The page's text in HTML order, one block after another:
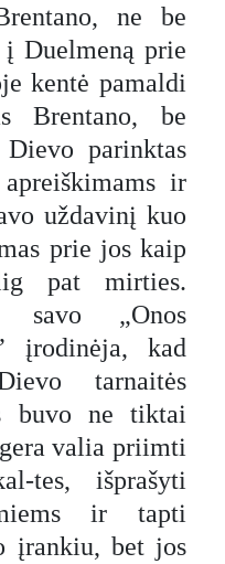
ne be
Duelmeną prie
kentė pamaldi
Brentano, be
parinktas
ir
uždavinį kuo
prie jos kaip
pat mirties.
savo „Onos
įrodinėja, kad
tarnaitės
buvo ne tiktai
valia priimti
tes, išprašyti
ir tapti
įrankiu, bet jos